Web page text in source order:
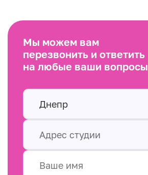
Мы можем вам
перезвонить и ответить
на любые ваши вопросы
Днепр
Адрес студии